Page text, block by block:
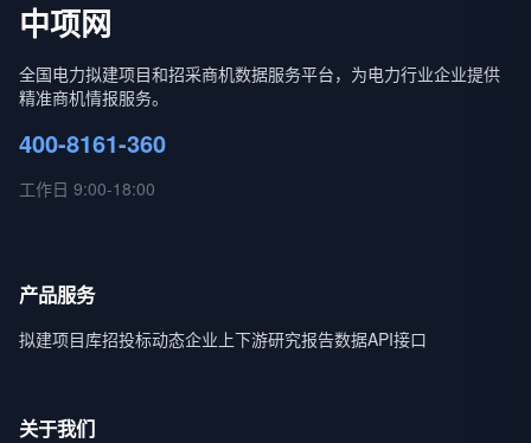
中项网
全国电力拟建项目和招采商机数据服务平台，为电力行业企业提供
精准商机情报服务。
400-8161-360
工作日 9:00-18:00
产品服务
拟建项目库招投标动态企业上下游研究报告数据API接口
关于我们